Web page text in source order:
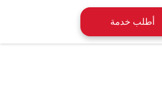
أطلب خدمة